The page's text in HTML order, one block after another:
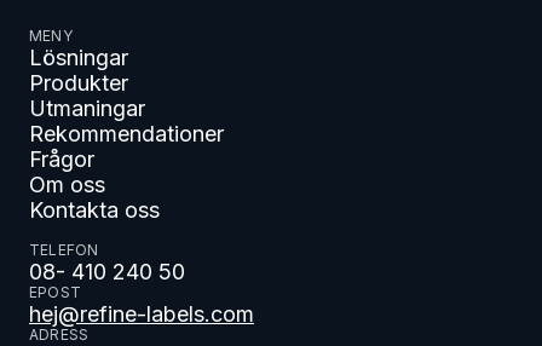
MENY
Lösningar
Produkter
Utmaningar
Rekommendationer
Frågor
Om oss
Kontakta oss
TELEFON
08- 410 240 50
EPOST
hej@refine-labels.com
ADRESS